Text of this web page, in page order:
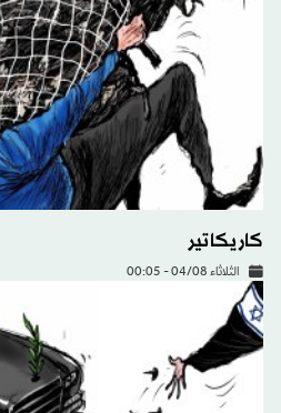
كاريكاتير
الثلاثاء 04/08 - 00:05